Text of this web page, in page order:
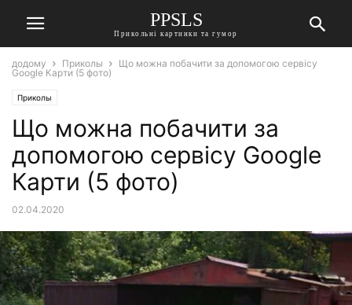
PPSLS
Прикольні картинки та гумор
додому Приколы
Що можна побачити за допомогою сервісу
Google Карти (5 фото)
Приколы
Що можна побачити за
допомогою сервісу Google
Карти (5 фото)
02.04.2020